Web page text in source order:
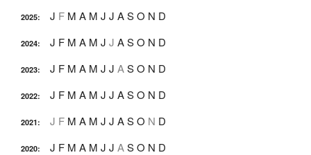
2025: J F M A M J J ASO N D
2024: J F M A M J J ASO N D
2023: J F M A M J J ASO N D
2022: J F M A M J J ASO N D
2021: J F M A M J J ASO N D
2020: J F M A M J J ASO N D